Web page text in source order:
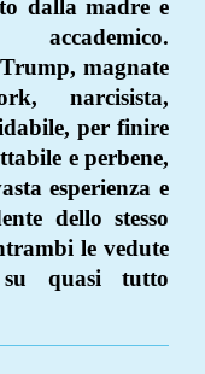
dalla madre e
Trump, magnate
narcisista,
per finire
e perbene,
esperienza e
dello stesso
le vedute
quasi tutto